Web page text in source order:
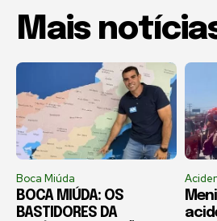
Mais
Boca Miúda
BOCA MIÚDA: OS
BASTIDORES DA